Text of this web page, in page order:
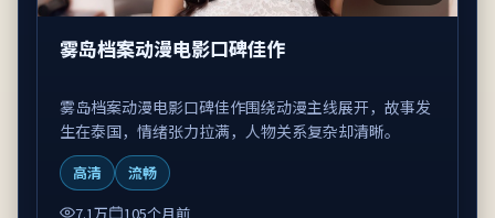
雾岛档案动漫电影口碑佳作
雾岛档案动漫电影口碑佳作围绕动漫主线展开，故事发
生在泰国，情绪张力拉满，人物关系复杂却清晰。
高清
流畅
7.1万
105个月前